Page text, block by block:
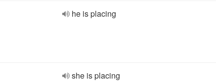
he is placing
she is placing